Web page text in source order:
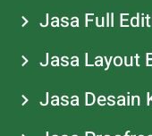
Jasa
Jasa
PAKET